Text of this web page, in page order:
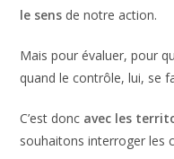
le sens de notre action.
Mais pour évaluer, pour
quand le contrôle, lui, se
C’est donc avec les
souhaitons interroger les